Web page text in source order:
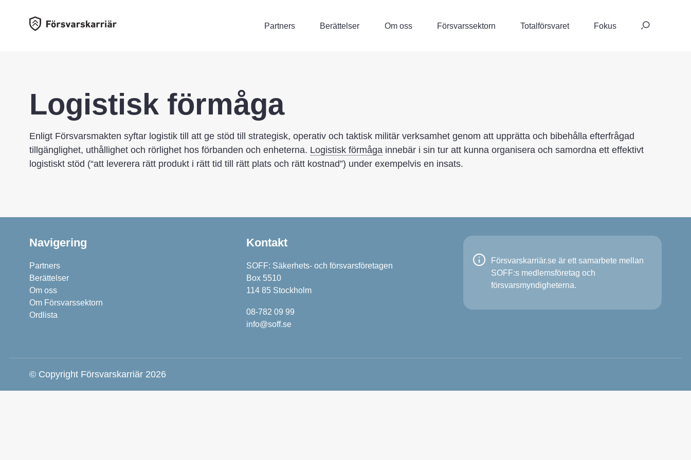
Partners Berättelser Om oss Försvarssektorn Totalförsvaret Fokus
Logistisk förmåga
Enligt Försvarsmakten syftar logistik till att ge stöd till strategisk, operativ och taktisk militär verksamhet genom att upprätta och bibehålla efterfrågad
tillgänglighet, uthållighet och rörlighet hos förbanden och enheterna. Logistisk förmåga innebär i sin tur att kunna organisera och samordna ett effektivt
logistiskt stöd (“att leverera rätt produkt i rätt tid till rätt plats och rätt kostnad”) under exempelvis en insats.
Navigering
Partners
Berättelser
Om oss
Om Försvarssektorn
Ordlista
Kontakt
SOFF: Säkerhets- och försvarsföretagen
Box 5510
114 85 Stockholm
08-782 09 99
info@soff.se
Försvarskarriär.se är ett samarbete mellan
SOFF:s medlemsföretag och
försvarsmyndigheterna.
© Copyright Försvarskarriär 2026